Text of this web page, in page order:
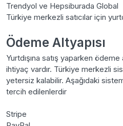
Trendyol ve Hepsiburada Global
Türkiye merkezli satıcılar için
Ödeme Altyapısı
Yurtdışına satış yaparken
ihtiyaç vardır. Türkiye merkezli
yetersiz kalabilir. Aşağıdaki
tercih edilenlerdir
Stripe